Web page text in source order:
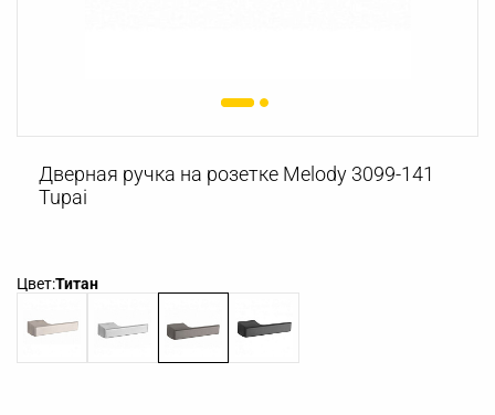
Дверная ручка на розетке Melody 3099-141
Tupai
Цвет:Титан